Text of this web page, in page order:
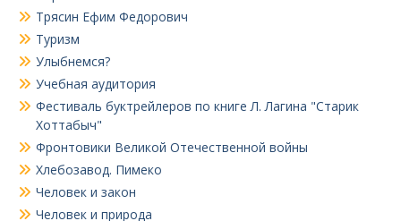
Трясин Ефим Федорович
Туризм
Улыбнемся?
Учебная аудитория
Фестиваль буктрейлеров по книге Л. Лагина "Старик
Хоттабыч"
Фронтовики Великой Отечественной войны
Хлебозавод. Пимеко
Человек и закон
Человек и природа